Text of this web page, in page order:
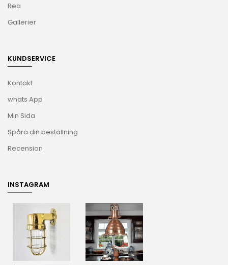
Rea
Gallerier
KUNDSERVICE
Kontakt
whats App
Min Sida
Spåra din beställning
Recension
INSTAGRAM